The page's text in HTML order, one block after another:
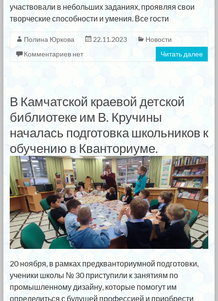
участвовали в небольших заданиях, проявляя свои
творческие способности и умения. Все гости
Полина Юркова 22.11.2023
Новости
Комментариев нет
Читать далее
В Камчатской краевой детской
библиотеке им В. Кручины
началась подготовка школьников к
обучению в Кванториуме.
20 ноября, в рамках предкванториумной подготовки,
ученики школы № 30 приступили к занятиям по
промышленному дизайну, которые помогут им
определиться с будущей профессией и приобрести